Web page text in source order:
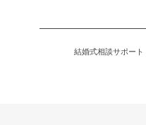
結婚式相談サポート